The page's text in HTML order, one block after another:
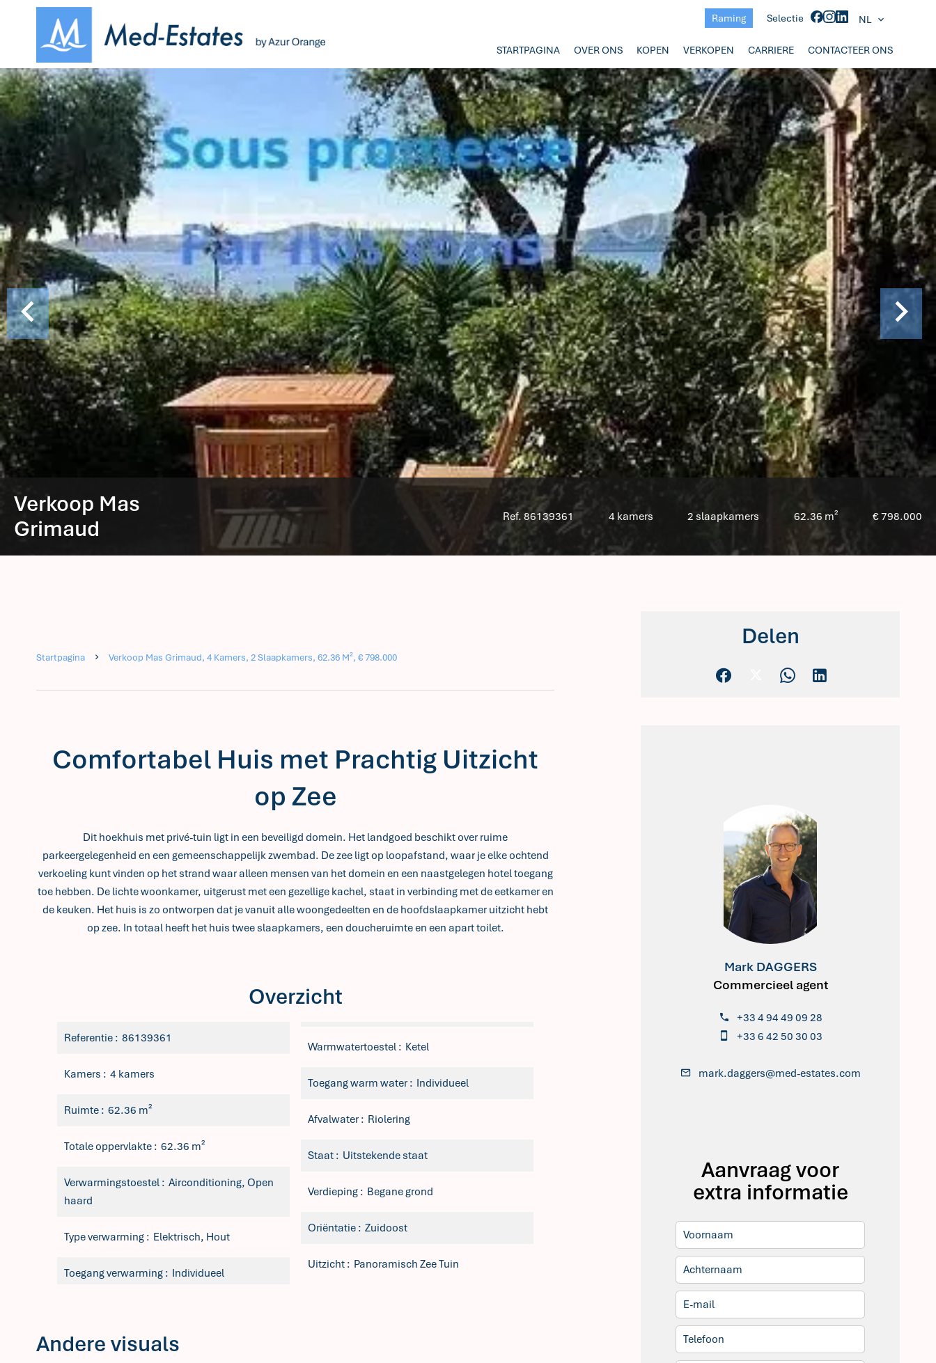
Raming Selectie NL
STARTPAGINA OVER ONS KOPEN VERKOPEN CARRIERE CONTACTEER ONS
Verkoop Mas
Grimaud
Ref. 86139361 4 kamers 2 slaapkamers 62.36 m² € 798.000
Startpagina Verkoop Mas Grimaud, 4 Kamers, 2 Slaapkamers, 62.36 M², € 798.000
Comfortabel Huis met Prachtig Uitzicht
op Zee
Dit hoekhuis met privé-tuin ligt in een beveiligd domein. Het landgoed beschikt over ruime
parkeergelegenheid en een gemeenschappelijk zwembad. De zee ligt op loopafstand, waar je elke ochtend
verkoeling kunt vinden op het strand waar alleen mensen van het domein en een naastgelegen hotel toegang
toe hebben. De lichte woonkamer, uitgerust met een gezellige kachel, staat in verbinding met de eetkamer en
de keuken. Het huis is zo ontworpen dat je vanuit alle woongedeelten en de hoofdslaapkamer uitzicht hebt
op zee. In totaal heeft het huis twee slaapkamers, een doucheruimte en een apart toilet.
Overzicht
Referentie 86139361
Kamers 4 kamers
Ruimte 62.36 m²
Totale oppervlakte 62.36 m²
Verwarmingstoestel
Airconditioning, Open
haard
Type verwarming Elektrisch, Hout
Toegang verwarming Individueel
Warmwatertoestel Ketel
Toegang warm water Individueel
Afvalwater Riolering
Staat Uitstekende staat
Verdieping Begane grond
Oriëntatie Zuidoost
Uitzicht Panoramisch Zee Tuin
Andere visuals
Delen
Mark DAGGERS
Commercieel agent
+33 4 94 49 09 28
+33 6 42 50 30 03
mark.daggers@med-estates.com
Aanvraag voor
extra informatie